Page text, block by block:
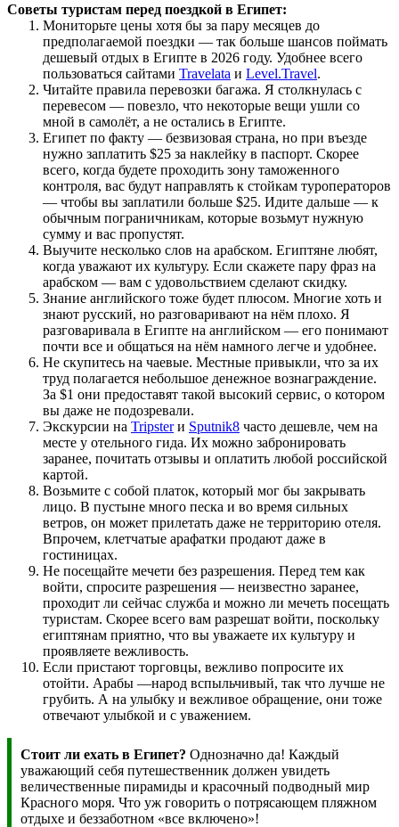
Советы туристам перед поездкой в Египет:
Мониторьте цены хотя бы за пару месяцев до
предполагаемой поездки — так больше шансов поймать
дешевый отдых в Египте в 2026 году. Удобнее всего
пользоваться сайтами Travelata и Level.Travel.
Читайте правила перевозки багажа. Я столкнулась с
перевесом — повезло, что некоторые вещи ушли со
мной в самолёт, а не остались в Египте.
Египет по факту — безвизовая страна, но при въезде
нужно заплатить $25 за наклейку в паспорт. Скорее
всего, когда будете проходить зону таможенного
контроля, вас будут направлять к стойкам туроператоров
— чтобы вы заплатили больше $25. Идите дальше — к
обычным пограничникам, которые возьмут нужную
сумму и вас пропустят.
Выучите несколько слов на арабском. Египтяне любят,
когда уважают их культуру. Если скажете пару фраз на
арабском — вам с удовольствием сделают скидку.
Знание английского тоже будет плюсом. Многие хоть и
знают русский, но разговаривают на нём плохо. Я
разговаривала в Египте на английском — его понимают
почти все и общаться на нём намного легче и удобнее.
Не скупитесь на чаевые. Местные привыкли, что за их
труд полагается небольшое денежное вознаграждение.
За $1 они предоставят такой высокий сервис, о котором
вы даже не подозревали.
Экскурсии на Tripsterи Sputnik8 часто дешевле, чем на
месте у отельного гида. Их можно забронировать
заранее, почитать отзывы и оплатить любой российской
картой.
Возьмите с собой платок, который мог бы закрывать
лицо. В пустыне много песка и во время сильных
ветров, он может прилетать даже не территорию отеля.
Впрочем, клетчатые арафатки продают даже в
гостиницах.
Не посещайте мечети без разрешения. Перед тем как
войти, спросите разрешения — неизвестно заранее,
проходит ли сейчас служба и можно ли мечеть посещать
туристам. Скорее всего вам разрешат войти, поскольку
египтянам приятно, что вы уважаете их культуру и
проявляете вежливость.
Если пристают торговцы, вежливо попросите их
отойти. Арабы —народ вспыльчивый, так что лучше не
грубить. А на улыбку и вежливое обращение, они тоже
отвечают улыбкой и с уважением.
Стоит ли ехать в Египет? Однозначно да! Каждый
уважающий себя путешественник должен увидеть
величественные пирамиды и красочный подводный мир
Красного моря. Что уж говорить о потрясающем пляжном
отдыхе и беззаботном «все включено»!